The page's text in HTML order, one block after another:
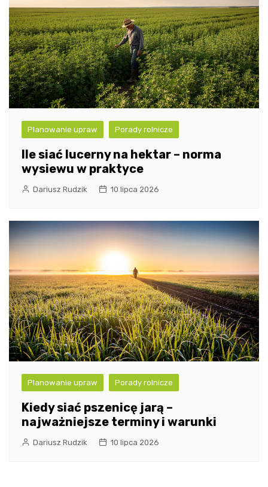
Planowanie upraw Porady rolnicze
Ile siać lucerny na hektar – norma
wysiewu w praktyce
Dariusz Rudzik 10 lipca 2026
Planowanie upraw Porady rolnicze
Kiedy siać pszenicę jarą –
najważniejsze terminy i warunki
Dariusz Rudzik 10 lipca 2026